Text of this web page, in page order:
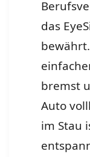
das
bremst
Auto
im Stau